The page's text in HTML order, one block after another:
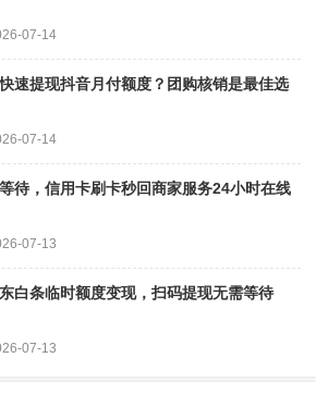
07-14
速提现抖音月付额度？团购核销是最佳选
07-14
待，信用卡刷卡秒回商家服务24小时在线
07-13
白条临时额度变现，扫码提现无需等待
07-13